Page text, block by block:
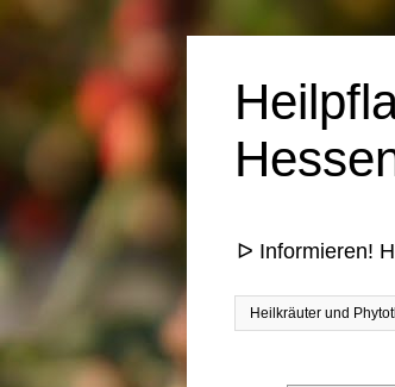
ᐅ Informieren!
Heilkräuter und